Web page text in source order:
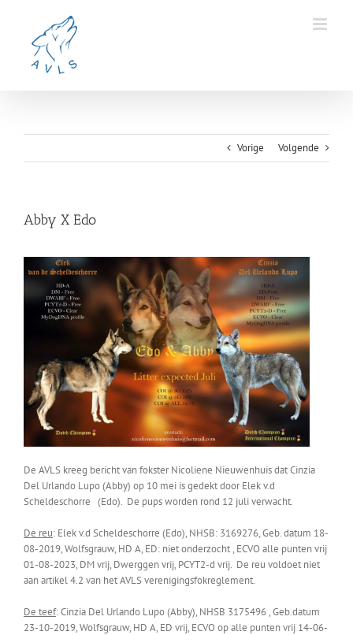
Vorige Volgende
Abby X Edo
De AVLS kreeg bericht van fokster Nicoliene Nieuwenhuis dat Cinzia
Del Urlando Lupo (Abby) op 10 mei is gedekt door Elek v.d
Scheldeschorre (Edo). De pups worden rond 12 juli verwacht.
De reu: Elek v.d Scheldeschorre (Edo), NHSB: 3169276, Geb. datum 18-
08-2019, Wolfsgrauw, HD A, ED: niet onderzocht , ECVO alle punten vrij
01-08-2023, DM vrij, Dwerggen vrij, PCYT2-d vrij. De reu voldoet niet
aan artikel 4.2 van het AVLS verenigingsfokreglement.
De teef: Cinzia Del Urlando Lupo (Abby), NHSB 3175496 , Geb.datum
23-10-2019, Wolfsgrauw, HD A, ED vrij, ECVO op alle punten vrij 14-06-